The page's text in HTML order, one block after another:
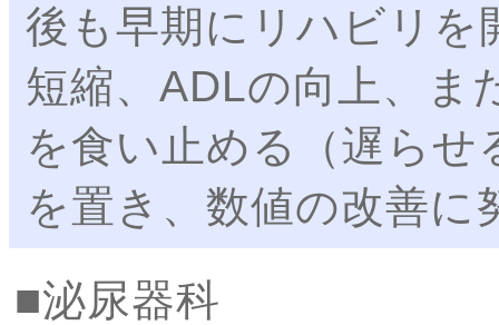
後も早期にリハビリを
短縮、ADLの向上、ま
を食い止める（遅ら
を置き、数値の改善に
泌尿器科